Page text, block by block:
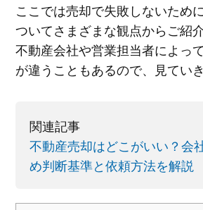
ここでは売却で失敗しないため
ついてさまざまな観点からご紹
不動産会社や営業担当者によっ
が違うこともあるので、見てい
関連記事
不動産売却はどこがいい？会
め判断基準と依頼方法を解説